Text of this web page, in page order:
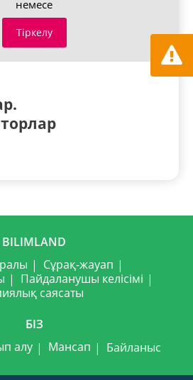
немесе
Тіркелу
BILIMLAND
Сұрақ-жауап
Пайдаланушы келісімі
саясаты
БІЗ
алу Мансап Байланыс